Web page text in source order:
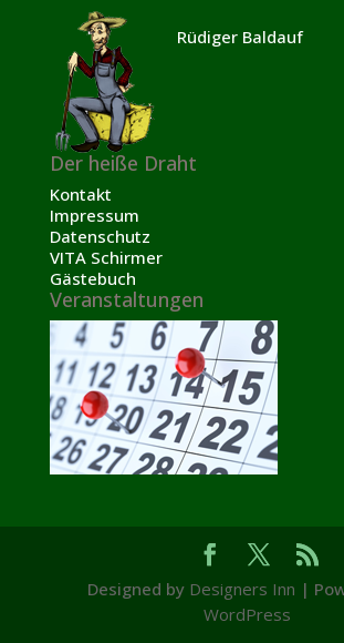
Rüdiger Baldauf
Der heiße Draht
Kontakt
Impressum
Datenschutz
VITA Schirmer
Gästebuch
Veranstaltungen
Designed by Designers Inn |
WordPress